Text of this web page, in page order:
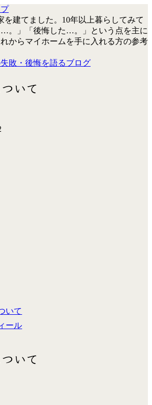
を建てました。10年以上暮らしてみて
…。」「後悔した…。」という点を主に
からマイホームを手に入れる方の参考
いて
いて
ール
いて